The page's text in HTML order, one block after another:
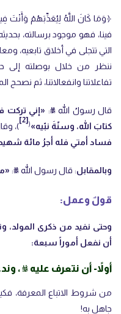
﴿وَمَا كَانَ اللَّهُ لِيُعَذِّبَهُمْ ‌وَأَنْتَ
فينا، فهو موجود برسالته،
التي تتجلى في أخلاق تابعيه،
ننظر من خلال بوصلته إلى
تفاعلاتنا وانفعالاتنا، ثم نصحح
قال رسولُ الله ﷺ: «إني تركت
كتابَ الله، وسنّةَ نبّيه»(
[2]
)،
فساد أمتي فله أجرُ مائة
وبالمقابل: قال رسول الله ﷺ:
قولٌ وعمل:
وحتى نفيد من ذكرى المولد،
أن نفعل أموراً سبعة:
أولاً- أن نتعرف عليه ﷺ ،
من شروط الاتباع المعرفة،
جاهل به!